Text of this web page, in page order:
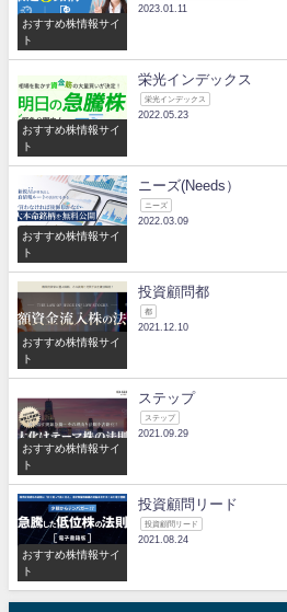
おすすめ株情報サイ
ト
2023.01.11
おすすめ株情報サイ
ト
栄光インデックス
栄光インデックス
2022.05.23
おすすめ株情報サイ
ト
ニーズ(Needs）
ニーズ
2022.03.09
おすすめ株情報サイ
ト
投資顧問都
都
2021.12.10
おすすめ株情報サイ
ト
ステップ
ステップ
2021.09.29
おすすめ株情報サイ
ト
投資顧問リード
投資顧問リード
2021.08.24